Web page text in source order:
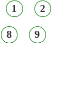
1 2
8 9